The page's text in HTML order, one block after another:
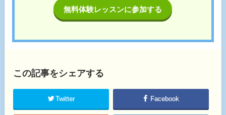
無料体験レッスンに参加する
この記事をシェアする
Twitter Facebook